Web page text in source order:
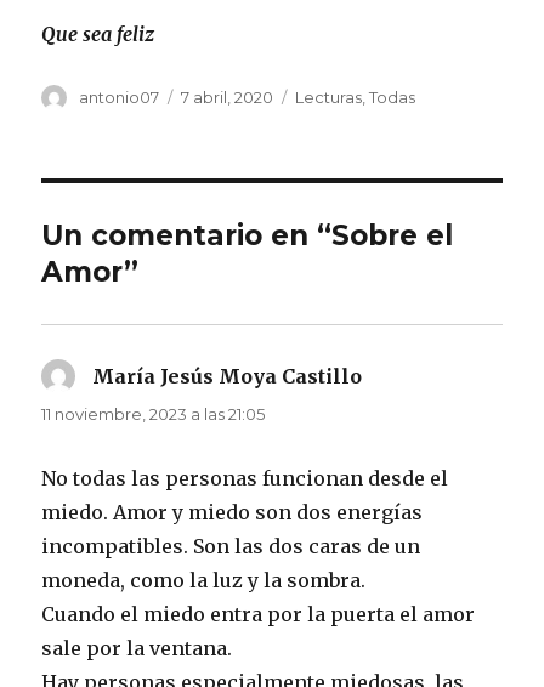
Que sea feliz
Autor
antonio07
Publicado
7 abril, 2020 Categorías
Lecturas ,Todas
Un comentario en “Sobre el
Amor”
María Jesús Moya Castillo
11 noviembre, 2023 a las 21:05
No todas las personas funcionan desde el
miedo. Amor y miedo son dos energías
incompatibles. Son las dos caras de un
moneda, como la luz y la sombra.
Cuando el miedo entra por la puerta el amor
sale por la ventana.
Hay personas especialmente miedosas, las